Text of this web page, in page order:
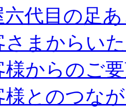
六代目の足
さまからい
様からのご
様とのつな